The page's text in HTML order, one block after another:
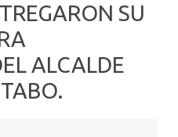
SU
ALCALDE